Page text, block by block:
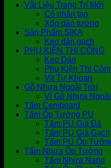
Vật Liệu Trang Trí Mới
Cỏ nhân tạo
Xốp dán tường
Sản Phẩm SIKA
Keo dán gạch
PHỤ KIỆN THI CÔNG
Keo Dán
Phụ Kiện Thi
Vít Tự Khoan
Gỗ Nhựa Ngoài Trời
Vỉ Gỗ Nhựa
Tấm Cemboard
Tấm Ốp Tường PU
Tấm PU Giả Đá
Tấm PU Giả Gạch
Tấm PU Ốp
Tấm Nhựa Ốp Tường
Tấm Nhựa Nano